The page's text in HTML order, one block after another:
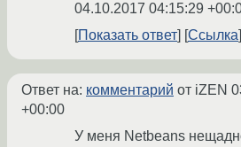
04.10.2017 04:15:29
Показать ответ
Ссылка
Ответ на: комментарий от iZEN
+00:00
У меня Netbeans